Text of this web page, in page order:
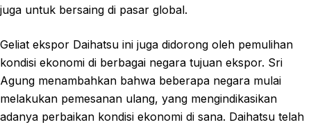
juga untuk bersaing di pasar global.
Geliat ekspor Daihatsu ini juga didorong oleh pemulihan
kondisi ekonomi di berbagai negara tujuan ekspor. Sri
Agung menambahkan bahwa beberapa negara mulai
melakukan pemesanan ulang, yang mengindikasikan
adanya perbaikan kondisi ekonomi di sana. Daihatsu telah